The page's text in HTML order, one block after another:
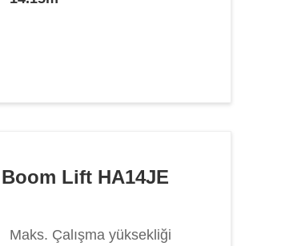
Lift HA14JE
Maks. Çalışma yüksekliği